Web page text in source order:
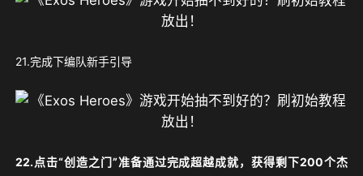
21.完成下编队新手引导
22.点击“创造之门”准备通过完成超越成就，获得剩下200个杰